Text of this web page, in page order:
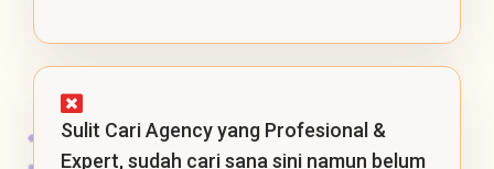
Sulit Cari Agency yang Profesional &
Expert, sudah cari sana sini namun belum